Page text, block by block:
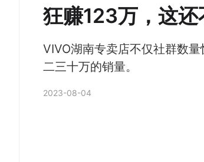
狂赚123万，这还
VIVO湖南专卖店不仅社群数
二三十万的销量。
2023-08-04